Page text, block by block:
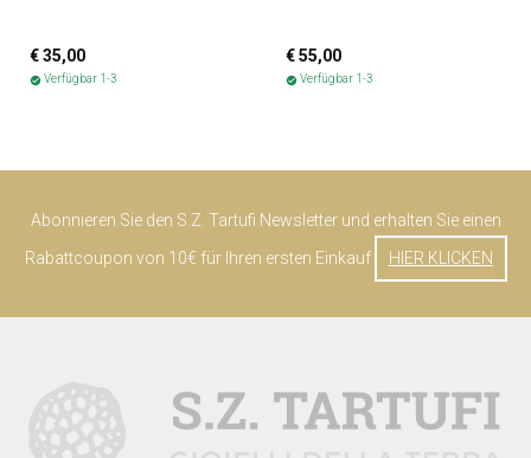
€ 35,00
check_circle Verfügbar 1-3
€ 55,00
check_circle Verfügbar 1-3
Abonnieren Sie den S.Z. Tartufi Newsletter und erhalten Sie einen
Rabattcoupon von 10€ für Ihren ersten Einkauf
HIER KLICKEN